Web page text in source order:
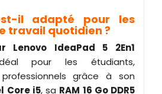
il adapté pour les
travail quotidien ?
Lenovo IdeaPad 5 2En1
pour les étudiants,
grâce à son
Core i5, sa RAM 16 Go DDR5